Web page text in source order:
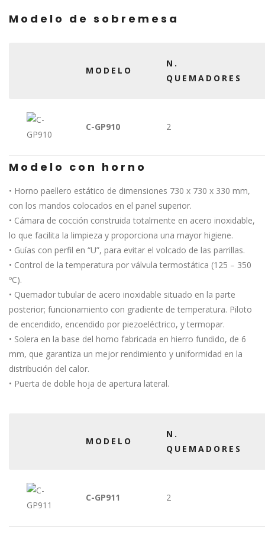
Modelo de sobremesa
MODELO
N.
QUEMADORES
C-GP910 2
Modelo con horno
• Horno paellero estático de dimensiones 730 x 730 x 330 mm,
con los mandos colocados en el panel superior.
• Cámara de cocción construida totalmente en acero inoxidable,
lo que facilita la limpieza y proporciona una mayor higiene.
• Guías con perfil en “U”, para evitar el volcado de las parrillas.
• Control de la temperatura por válvula termostática (125 – 350
ºC).
• Quemador tubular de acero inoxidable situado en la parte
posterior; funcionamiento con gradiente de temperatura. Piloto
de encendido, encendido por piezoeléctrico, y termopar.
• Solera en la base del horno fabricada en hierro fundido, de 6
mm, que garantiza un mejor rendimiento y uniformidad en la
distribución del calor.
• Puerta de doble hoja de apertura lateral.
MODELO
N.
QUEMADORES
C-GP911 2